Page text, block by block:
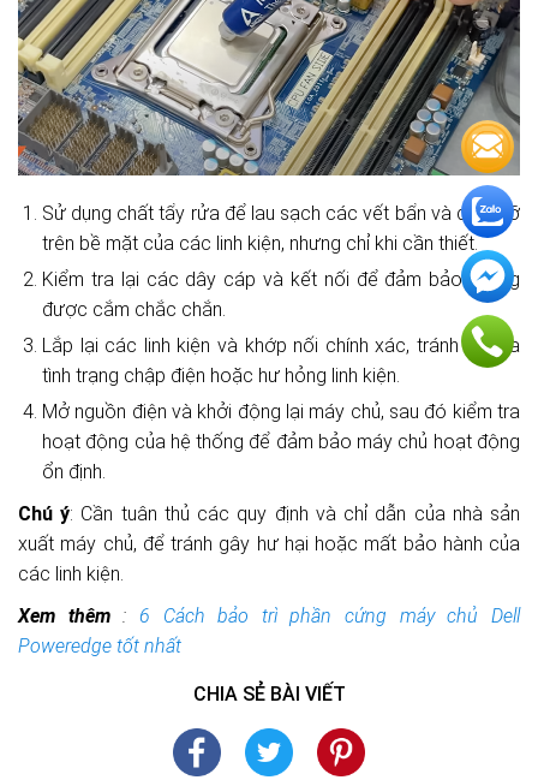
Sử dụng chất tẩy rửa để lau sạch các vết bẩn và dầu mỡ
trên bề mặt của các linh kiện, nhưng chỉ khi cần thiết.
Kiểm tra lại các dây cáp và kết nối để đảm bảo chúng
được cắm chắc chắn.
Lắp lại các linh kiện và khớp nối chính xác, tránh gây ra
tình trạng chập điện hoặc hư hỏng linh kiện.
Mở nguồn điện và khởi động lại máy chủ, sau đó kiểm tra
hoạt động của hệ thống để đảm bảo máy chủ hoạt động
ổn định.
Chú ý: Cần tuân thủ các quy định và chỉ dẫn của nhà sản
xuất máy chủ, để tránh gây hư hại hoặc mất bảo hành của
các linh kiện.
Xem thêm: 6 Cách bảo trì phần cứng máy chủ Dell
Poweredge tốt nhất
CHIA SẺ BÀI VIẾT